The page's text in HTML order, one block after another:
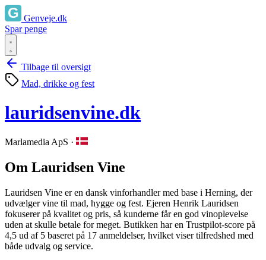
Genveje.dk
Spar penge
Tilbage til oversigt
Mad, drikke og fest
lauridsenvine.dk
Marlamedia ApS ·
Om Lauridsen Vine
Lauridsen Vine er en dansk vinforhandler med base i Herning, der
udvælger vine til mad, hygge og fest. Ejeren Henrik Lauridsen
fokuserer på kvalitet og pris, så kunderne får en god vinoplevelse
uden at skulle betale for meget. Butikken har en Trustpilot‑score på
4,5 ud af 5 baseret på 17 anmeldelser, hvilket viser tilfredshed med
både udvalg og service.